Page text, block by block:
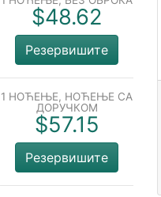
$48.62
Резервишите
1 НОЋЕЊЕ, НОЋЕЊЕ СА
ДОРУЧКОМ
$57.15
Резервишите